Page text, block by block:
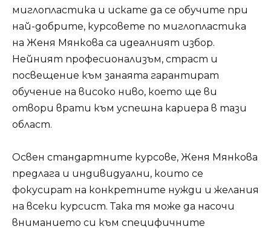
миглопластика и искате да се обучите при
най-добрите, курсовете по миглопластика
на Женя Мянкова са идеалният избор.
Нейният професионализъм, страст и
посвещение към занаята гарантират
обучение на високо ниво, което ще ви
отвори врати към успешна кариера в тази
област.
Освен стандартните курсове, Женя Мянкова
предлага и индивидуални, които се
фокусират на конкретните нужди и желания
на всеки курсист. Така тя може да насочи
вниманието си към специфичните